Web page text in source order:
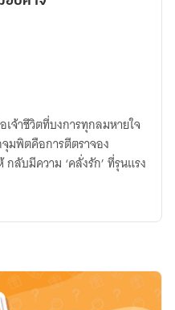
เจ้าชีวิตที่บงการทุกลมหายใจ
มพิตคือการตีตราจอง
ลับมีความ ‘คลั่งรัก’ ที่รุนแรง